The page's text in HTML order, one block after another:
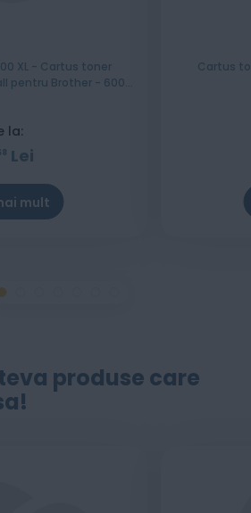
XL - Cartus toner
pentru Brother - 6000
la:
Lei
mult
Cartus
produse care